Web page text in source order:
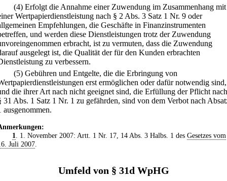
(4) Erfolgt die Annahme einer Zuwendung im Zusammenhang mit
Wertpapierdienstleistung nach § 2 Abs. 3 Satz 1 Nr. 9 oder
Empfehlungen, die Geschäfte in Finanzinstrumenten
und werden diese Dienstleistungen trotz der Zuwendung
erbracht, ist zu vermuten, dass die Zuwendung
ausgelegt ist, die Qualität der für den Kunden erbrachten
zu verbessern.
(5) Gebühren und Entgelte, die die Erbringung von
erst ermöglichen oder dafür notwendig sind,
die ihrer Art nach nicht geeignet sind, die Erfüllung der Pflicht nach
31 Abs. 1 Satz 1 Nr. 1 zu gefährden, sind von dem Verbot nach
ausgenommen.
1. 1. November 2007: Artt. 1 Nr. 17, 14 Abs. 3 Halbs. 1 des Gesetzes vom
Juli 2007.
Umfeld von § 31d WpHG